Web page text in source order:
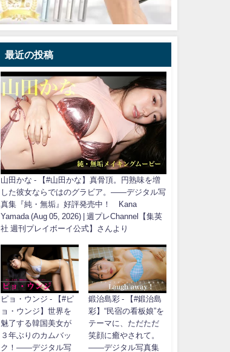
最近の投稿
山田かな - 【#山田かな】真骨頂。円熟味を増
した彼女ならではのグラビア。――デジタル写
真集『純・無垢』好評発売中！ Kana
Yamada (Aug 05, 2026) | 週プレChannel【集英
社 週刊プレイボーイ公式】さんより
ピョ・ウンジ - 【#ピ
ョ・ウンジ】世界を
魅了する韓国美女が
３年ぶりのカムバッ
ク！――デジタル写
鍛治島彩 - 【#鍛治島
彩】“民宿の看板娘”を
テーマに、ただただ
笑顔に癒やされて。
――デジタル写真集